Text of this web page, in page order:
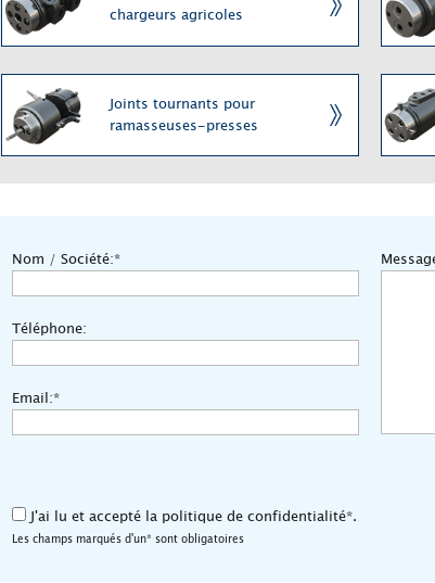
chargeurs agricoles
Joints tournants pour
ramasseuses-presses
Nom / Société:*
Téléphone:
Email:*
J'ai lu et accepté la politique de confidentialité*.
Les champs marqués d'un* sont obligatoires